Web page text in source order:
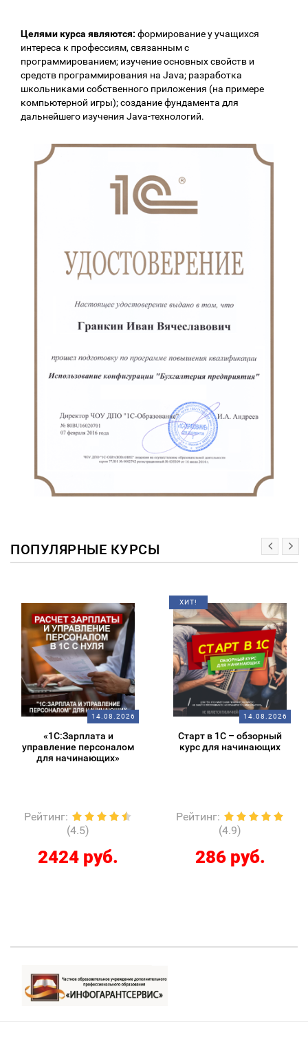
Целями курса являются: формирование у учащихся
интереса к профессиям, связанным с
программированием; изучение основных свойств и
средств программирования на Java; разработка
школьниками собственного приложения (на примере
компьютерной игры); создание фундамента для
дальнейшего изучения Java-технологий.
ПОПУЛЯРНЫЕ КУРСЫ
14.08.2026
«1С:Зарплата и
управление персоналом
для начинающих»
Рейтинг:
(4.5)
2424 руб.
ХИТ!
14.08.2026
Старт в 1С – обзорный
курс для начинающих
Рейтинг:
(4.9)
286 руб.